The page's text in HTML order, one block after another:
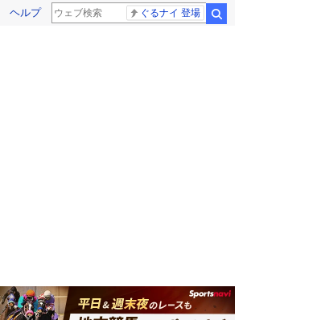
ヘルプ ぐるナイ 登場